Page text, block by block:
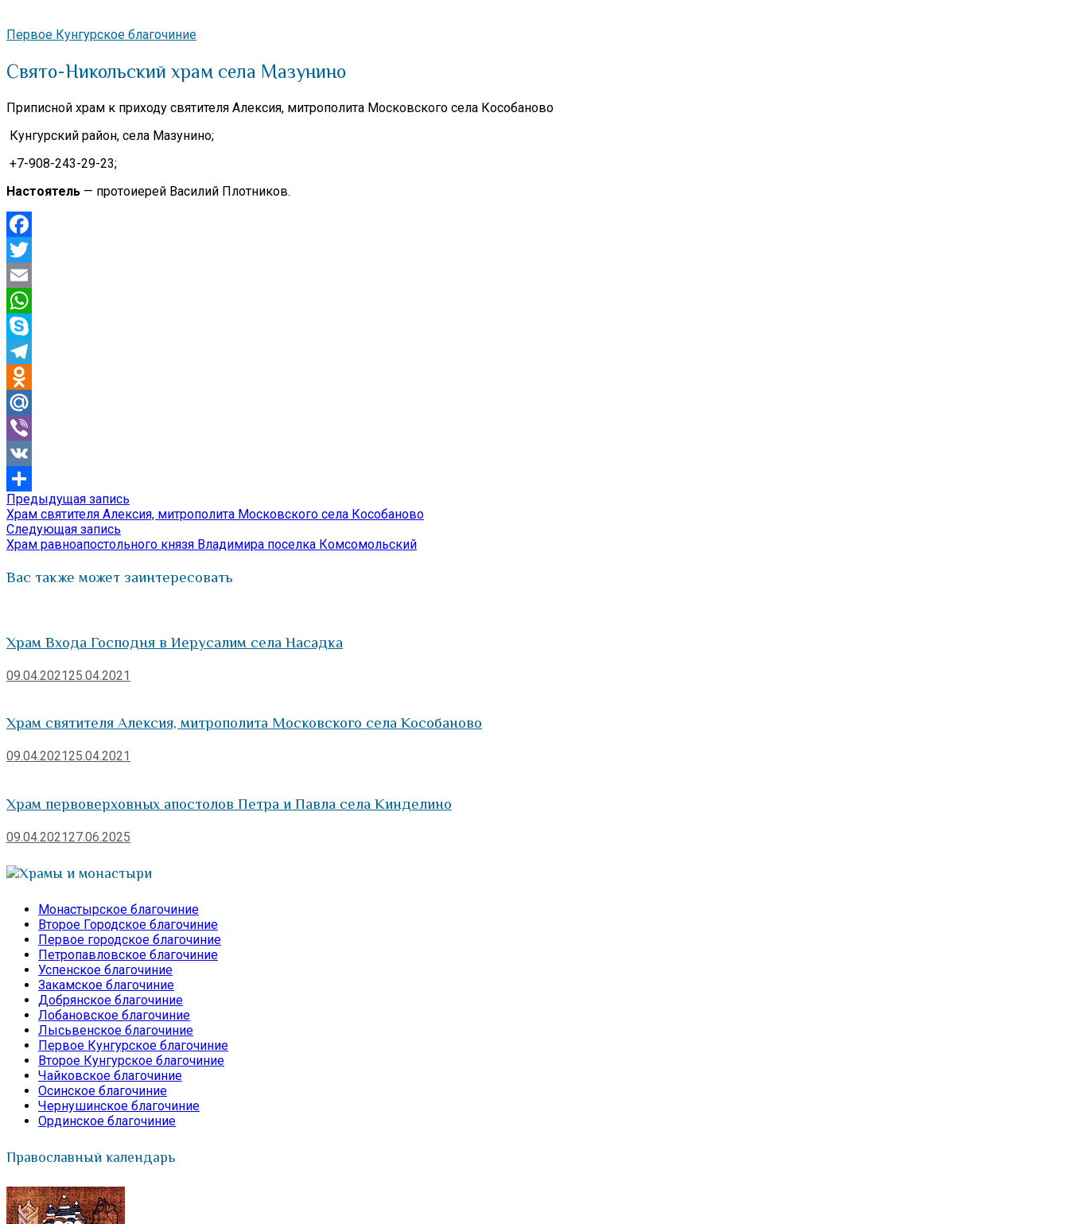
Первое Кунгурское благочиние
Свято-Никольский храм села Мазунино
Приписной храм к приходу святителя Алексия, митрополита Московского села Кособаново
Кунгурский район, села Мазунино;
+7-908-243-29-23;
Настоятель — протоиерей Василий Плотников.
Facebook
Twitter
Email
WhatsApp
Skype
Telegram
Odnoklassniki
Mail.Ru
Viber
VK
Отправить
Навигация
по
записям
Предыдущая запись
запись:
Храм святителя Алексия, митрополита Московского села Кособаново
Следующая запись
запись:
Храм равноапостольного князя Владимира поселка Комсомольский
Вас также может заинтересовать
Храм Входа Господня в Иерусалим села Насадка
09.04.202125.04.2021
Храм святителя Алексия, митрополита Московского села Кособаново
09.04.202125.04.2021
Храм первоверховных апостолов Петра и Павла села Кинделино
09.04.202127.06.2025
Храмы и монастыри
Монастырское благочиние
Второе Городское благочиние
Первое городское благочиние
Петропавловское благочиние
Успенское благочиние
Закамское благочиние
Добрянское благочиние
Лобановское благочиние
Лысьвенское благочиние
Первое Кунгурское благочиние
Второе Кунгурское благочиние
Чайковское благочиние
Осинское благочиние
Чернушинское благочиние
Ординское благочиние
Православный календарь